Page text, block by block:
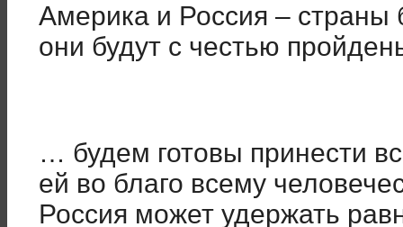
Америка и Россия – страны
они будут с честью
… будем готовы принести
ей во благо всему
Россия может удержать